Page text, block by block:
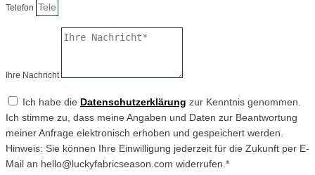
Telefon
Ihre Nachricht
Ich habe die Datenschutzerklärung zur Kenntnis genommen.
Ich stimme zu, dass meine Angaben und Daten zur Beantwortung
meiner Anfrage elektronisch erhoben und gespeichert werden.
Hinweis: Sie können Ihre Einwilligung jederzeit für die Zukunft per E-
Mail an hello@luckyfabricseason.com widerrufen.*